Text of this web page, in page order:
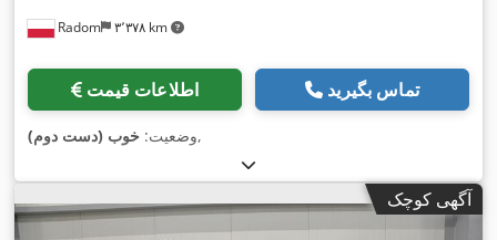
Radom ۳٬۳۷۸ km
اطلاعات قیمت تماس بگیرید
وضعیت: خوب (دست دوم) ,
آگهی کوچک